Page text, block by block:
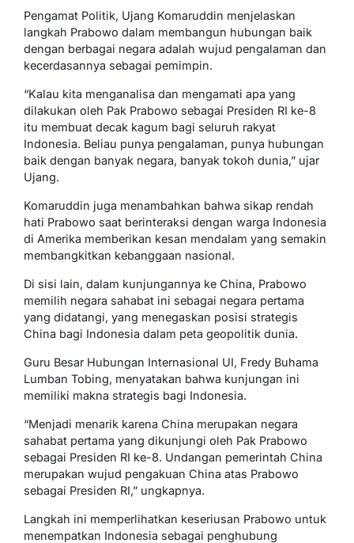
Pengamat Politik, Ujang Komaruddin menjelaskan
langkah Prabowo dalam membangun hubungan baik
dengan berbagai negara adalah wujud pengalaman dan
kecerdasannya sebagai pemimpin.
“Kalau kita menganalisa dan mengamati apa yang
dilakukan oleh Pak Prabowo sebagai Presiden RI ke-8
itu membuat decak kagum bagi seluruh rakyat
Indonesia. Beliau punya pengalaman, punya hubungan
baik dengan banyak negara, banyak tokoh dunia,” ujar
Ujang.
Komaruddin juga menambahkan bahwa sikap rendah
hati Prabowo saat berinteraksi dengan warga Indonesia
di Amerika memberikan kesan mendalam yang semakin
membangkitkan kebanggaan nasional.
Di sisi lain, dalam kunjungannya ke China, Prabowo
memilih negara sahabat ini sebagai negara pertama
yang didatangi, yang menegaskan posisi strategis
China bagi Indonesia dalam peta geopolitik dunia.
Guru Besar Hubungan Internasional UI, Fredy Buhama
Lumban Tobing, menyatakan bahwa kunjungan ini
memiliki makna strategis bagi Indonesia.
“Menjadi menarik karena China merupakan negara
sahabat pertama yang dikunjungi oleh Pak Prabowo
sebagai Presiden RI ke-8. Undangan pemerintah China
merupakan wujud pengakuan China atas Prabowo
sebagai Presiden RI,” ungkapnya.
Langkah ini memperlihatkan keseriusan Prabowo untuk
menempatkan Indonesia sebagai penghubung